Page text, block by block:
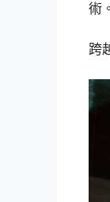
術
跨